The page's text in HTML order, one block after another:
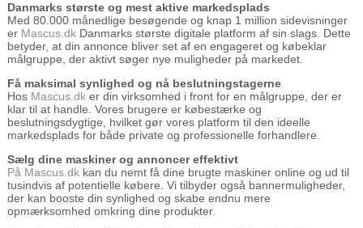
Danmarks største og mest aktive markedsplads
Med 80.000 månedlige besøgende og knap 1 million sidevisninger
er Mascus.dkDanmarks største digitale platform af sin slags. Dette
betyder, at din annonce bliver set af en engageret og købeklar
målgruppe, der aktivt søger nye muligheder på markedet.
Få maksimal synlighed og nå beslutningstagerne
Hos Mascus.dker din virksomhed i front for en målgruppe, der er
klar til at handle. Vores brugere er købestærke og
beslutningsdygtige, hvilket gør vores platform til den ideelle
markedsplads for både private og professionelle forhandlere.
Sælg dine maskiner og annoncer effektivt
På Mascus.dkkan du nemt få dine brugte maskiner online og ud til
tusindvis af potentielle købere. Vi tilbyder også bannermuligheder,
der kan booste din synlighed og skabe endnu mere
opmærksomhed omkring dine produkter.